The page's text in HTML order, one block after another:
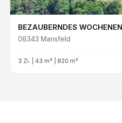
06343 Mansfeld
3 Zi. | 43 m² | 820 m²